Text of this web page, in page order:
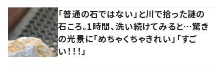
「普通の石ではない」と川で拾った謎の
石ころ。1時間、洗い続けてみると…驚き
の光景に「めちゃくちゃきれい」「すご
い！！！」